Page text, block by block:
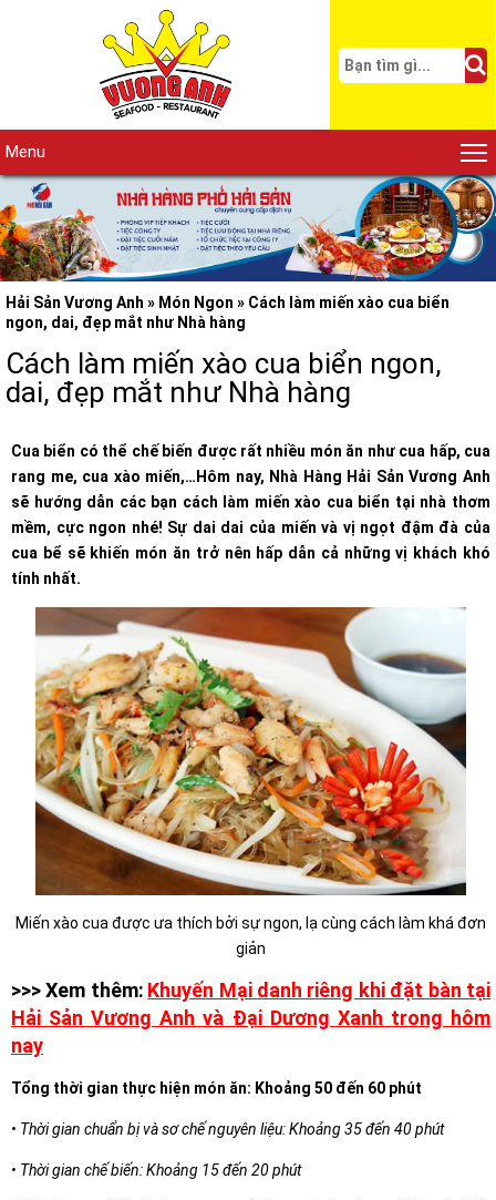
Menu
Hải Sản Vương Anh » Món Ngon » Cách làm miến xào cua biển
ngon, dai, đẹp mắt như Nhà hàng
Cách làm miến xào cua biển ngon,
dai, đẹp mắt như Nhà hàng
Cua biển có thể chế biến được rất nhiều món ăn như cua hấp, cua
rang me, cua xào miến,…Hôm nay, Nhà Hàng Hải Sản Vương Anh
sẽ hướng dẫn các bạn cách làm miến xào cua biển tại nhà thơm
mềm, cực ngon nhé! Sự dai dai của miến và vị ngọt đậm đà của
cua bể sẽ khiến món ăn trở nên hấp dẫn cả những vị khách khó
tính nhất.
Miến xào cua được ưa thích bởi sự ngon, lạ cùng cách làm khá đơn
giản
>>> Xem thêm: Khuyến Mại danh riêng khi đặt bàn tại
Hải Sản Vương Anh và Đại Dương Xanh trong hôm
nay
Tổng thời gian thực hiện món ăn: Khoảng 50 đến 60 phút
• Thời gian chuẩn bị và sơ chế nguyên liệu: Khoảng 35 đến 40 phút
• Thời gian chế biến: Khoảng 15 đến 20 phút